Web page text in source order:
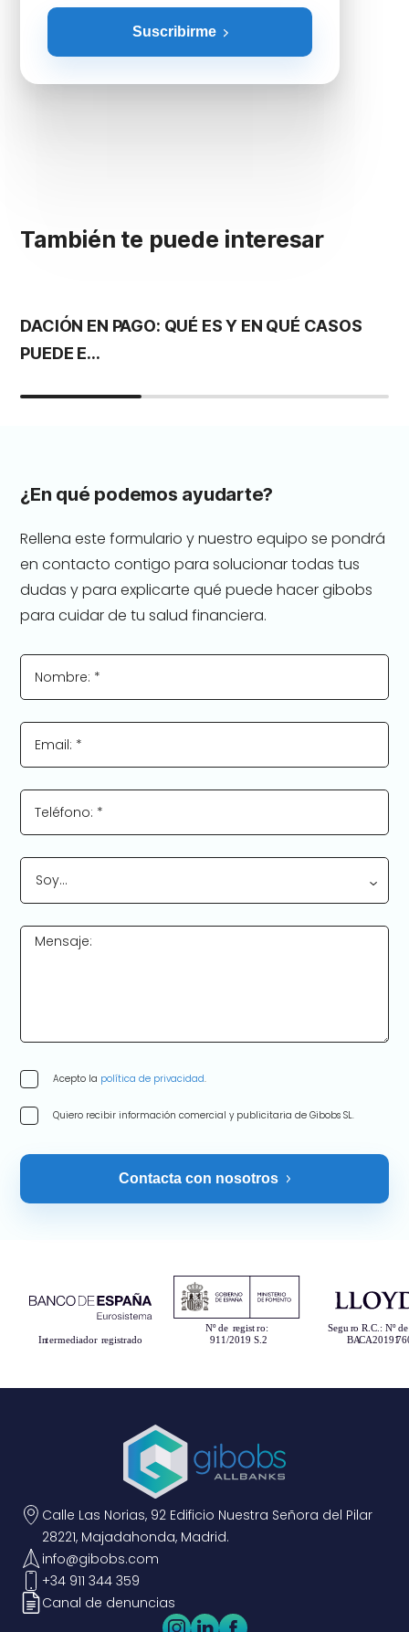
Suscribirme
También te puede interesar
DACIÓN EN PAGO: QUÉ ES Y EN QUÉ CASOS
PUEDE E...
¿En qué podemos ayudarte?
Rellena este formulario y nuestro equipo se pondrá
en contacto contigo para solucionar todas tus
dudas y para explicarte qué puede hacer gibobs
para cuidar de tu salud financiera.
Nombre: *
Email: *
Teléfono: *
Soy…
Mensaje:
Acepto la política de privacidad.
Quiero recibir información comercial y publicitaria de Gibobs SL.
Contacta con nosotros
Calle Las Norias, 92 Edificio Nuestra Señora del Pilar
28221, Majadahonda, Madrid.
info@gibobs.com
+34 911 344 359
Canal de denuncias